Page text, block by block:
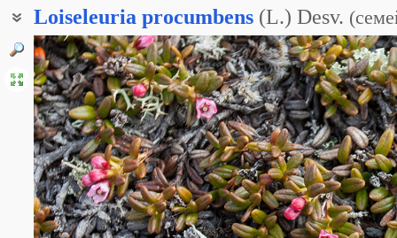
Loiseleuria procumbens (L.) Desv. (
Кальмия лежачая